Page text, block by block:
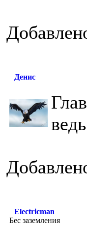
Денис
Electricman
Бес заземления